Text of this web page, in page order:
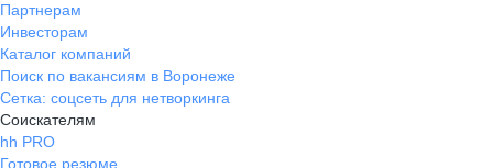
Партнерам
Инвесторам
Каталог компаний
Поиск по вакансиям в Воронеже
Сетка: соцсеть для нетворкинга
Соискателям
hh PRO
Готовое резюме